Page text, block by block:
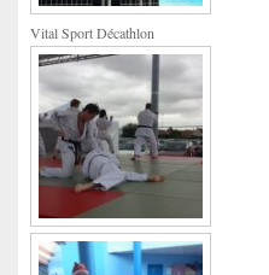
Vital Sport Décathlon